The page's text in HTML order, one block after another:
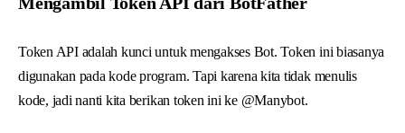
Token API adalah kunci untuk mengakses Bot. Token ini biasanya
digunakan pada kode program. Tapi karena kita tidak menulis
kode, jadi nanti kita berikan token ini ke @Manybot.